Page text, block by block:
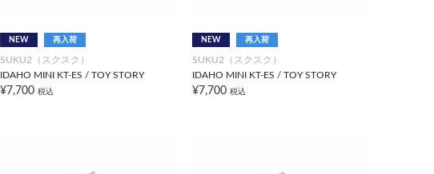
NEW 再入荷
SUKU2（スクスク）
IDAHO MINI KT-ES / TOY STORY
¥7,700 税込
NEW 再入荷
SUKU2（スクスク）
IDAHO MINI KT-ES / TOY STORY
¥7,700 税込